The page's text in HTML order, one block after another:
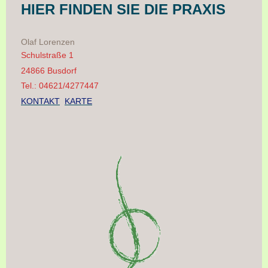
HIER FINDEN SIE DIE PRAXIS
Olaf Lorenzen
Schulstraße 1
24866 Busdorf
Tel.: 04621/4277447
KONTAKT KARTE